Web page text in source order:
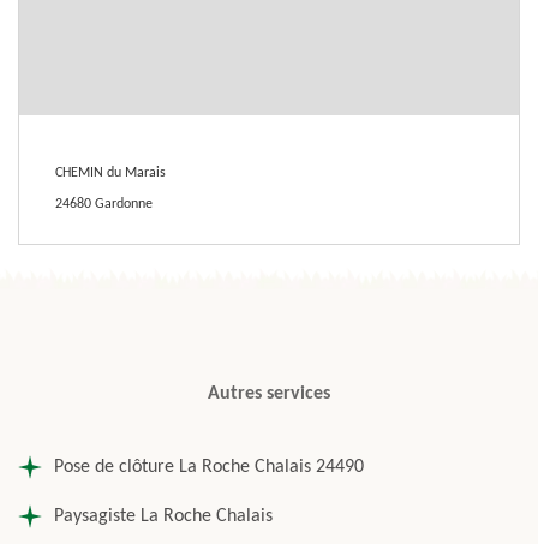
CHEMIN du Marais
24680 Gardonne
Autres services
Pose de clôture La Roche Chalais 24490
Paysagiste La Roche Chalais